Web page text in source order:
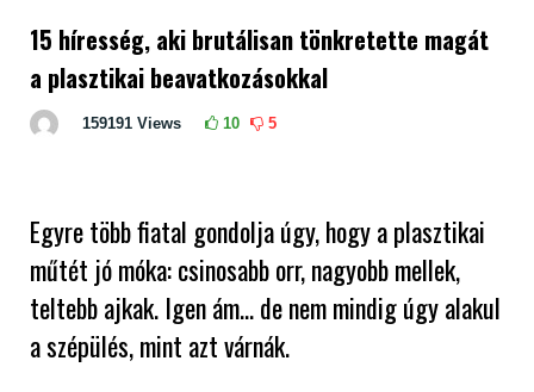
15 híresség, aki brutálisan tönkretette magát
a plasztikai beavatkozásokkal
159191 Views 10 5
Egyre több fiatal gondolja úgy, hogy a plasztikai
műtét jó móka: csinosabb orr, nagyobb mellek,
teltebb ajkak. Igen ám… de nem mindig úgy alakul
a szépülés, mint azt várnák.